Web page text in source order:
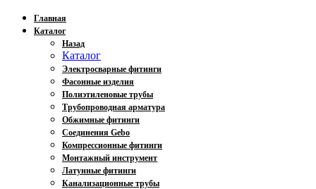
Главная
Каталог
Назад
Каталог
Электросварные фитинги
Фасонные изделия
Полиэтиленовые трубы
Трубопроводная арматура
Обжимные фитинги
Соединения Gebo
Компрессионные фитинги
Монтажный инструмент
Латунные фитинги
Канализационные трубы